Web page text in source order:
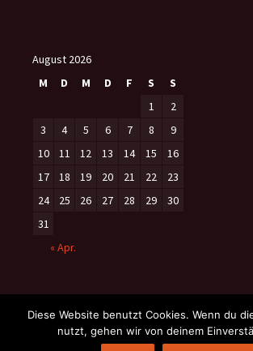
August 2026
M
D M D F S
S
1
2
3
4 5 6 7 8
9
10
11 12 13 14 15
16
17
18 19 20 21 22
23
24
25 26 27 28 29
30
31
« Apr.
Diese Website benutzt Cookies. Wenn du
nutzt, gehen wir von deinem